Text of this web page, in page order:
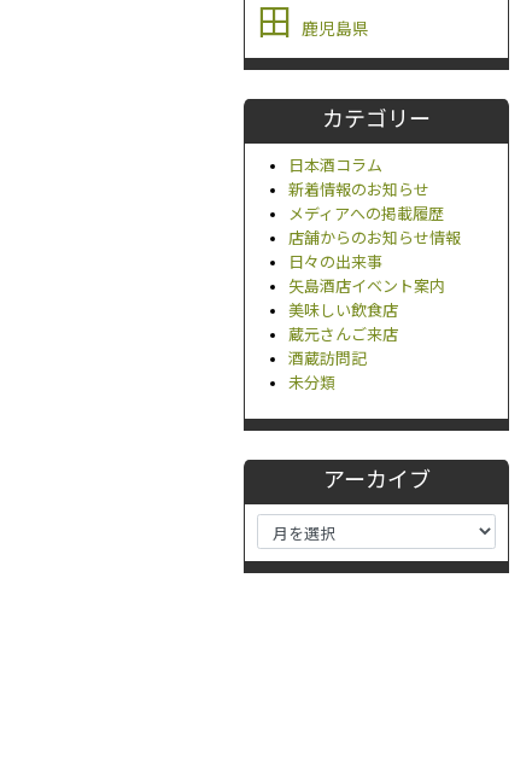
田
鹿児島県
カテゴリー
日本酒コラム
新着情報のお知らせ
メディアへの掲載履歴
店舗からのお知らせ情報
日々の出来事
矢島酒店イベント案内
美味しい飲食店
蔵元さんご来店
酒蔵訪問記
未分類
アーカイブ